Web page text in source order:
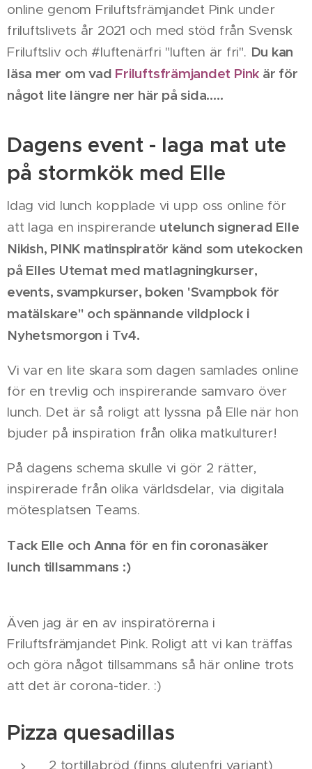
online genom Friluftsfrämjandet Pink under
friluftslivets år 2021 och med stöd från Svensk
Friluftsliv och #luftenärfri "luften är fri". Du kan
läsa mer om vad Friluftsfrämjandet Pink är för
något lite längre ner här på sida.....
Dagens event - laga mat ute
på stormkök med Elle
Idag vid lunch kopplade vi upp oss online för
att laga en inspirerande utelunch signerad Elle
Nikish, PINK matinspiratör känd som utekocken
på Elles Utemat med matlagningkurser,
events, svampkurser, boken 'Svampbok för
matälskare" och spännande vildplock i
Nyhetsmorgon i Tv4.
Vi var en lite skara som dagen samlades online
för en trevlig och inspirerande samvaro över
lunch. Det är så roligt att lyssna på Elle när hon
bjuder på inspiration från olika matkulturer!
På dagens schema skulle vi gör 2 rätter,
inspirerade från olika världsdelar, via digitala
mötesplatsen Teams.
Tack Elle och Anna för en fin coronasäker
lunch tillsammans :)
Även jag är en av inspiratörerna i
Friluftsfrämjandet Pink. Roligt att vi kan träffas
och göra något tillsammans så här online trots
att det är corona-tider. :)
Pizza quesadillas
2 tortillabröd (finns glutenfri variant)